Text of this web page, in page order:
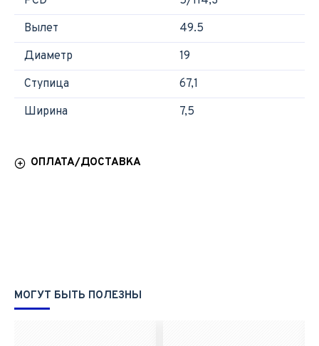
Вылет
49.5
Диаметр
19
Ступица
67,1
Ширина
7,5
ОПЛАТА/ДОСТАВКА
МОГУТ БЫТЬ ПОЛЕЗНЫ